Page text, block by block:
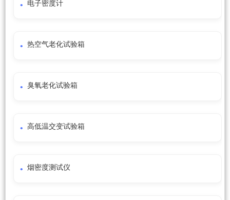
电子密度计
热空气老化试验箱
臭氧老化试验箱
高低温交变试验箱
烟密度测试仪